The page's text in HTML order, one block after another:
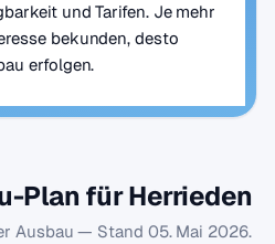
und Tarifen. Je mehr
bekunden, desto
erfolgen.
Plan für Herrieden
Ausbau — Stand 05. Mai 2026.